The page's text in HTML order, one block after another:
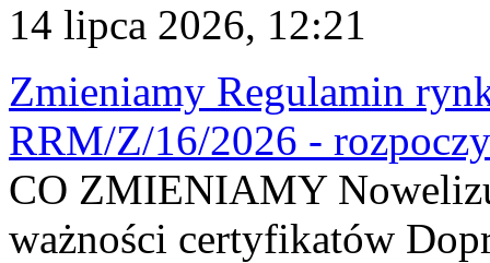
14 lipca 2026, 12:21
Zmieniamy Regulamin
RRM/Z/16/2026 -
CO ZMIENIAMY
ważności certyfikatów